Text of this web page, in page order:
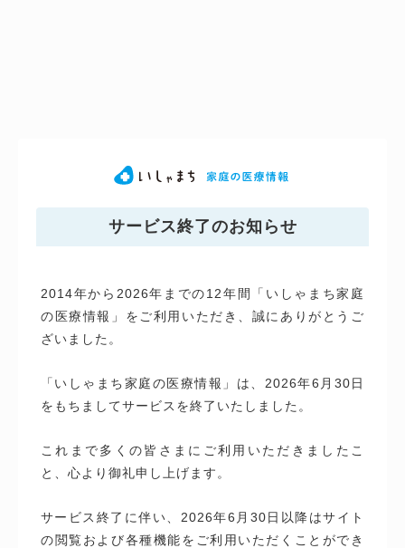
サービス終了のお知らせ
2014年から2026年までの12年間「いしゃまち家庭
の医療情報」をご利用いただき、誠にありがとうご
ざいました。
「いしゃまち家庭の医療情報」は、2026年6月30日
をもちましてサービスを終了いたしました。
これまで多くの皆さまにご利用いただきましたこ
と、心より御礼申し上げます。
サービス終了に伴い、2026年6月30日以降はサイト
の閲覧および各種機能をご利用いただくことができ